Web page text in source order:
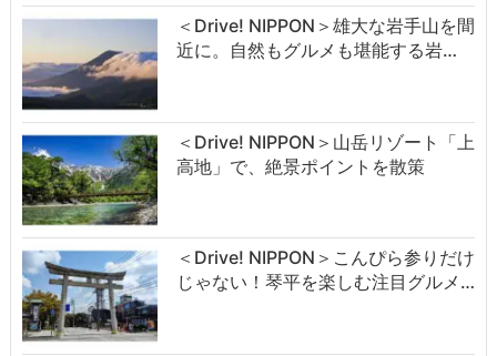
＜Drive! NIPPON＞雄大な岩手山を間
近に。自然もグルメも堪能する岩…
＜Drive! NIPPON＞山岳リゾート「上
高地」で、絶景ポイントを散策
＜Drive! NIPPON＞こんぴら参りだけ
じゃない！琴平を楽しむ注目グルメ…